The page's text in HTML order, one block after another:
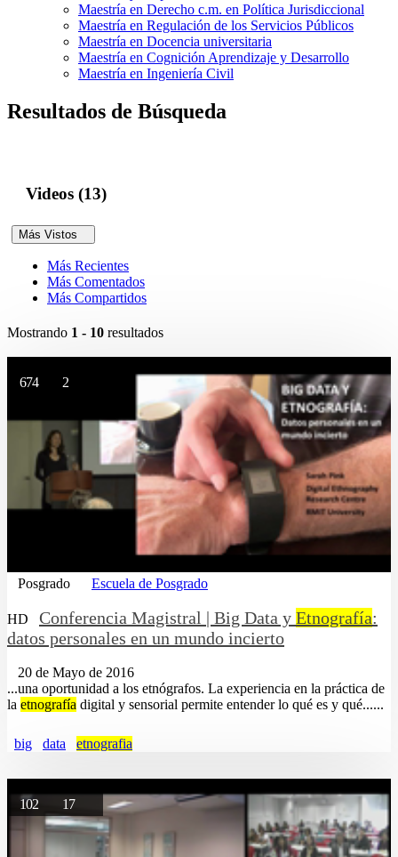
Maestría en Derecho c.m. en Política Jurisdiccional
Maestría en Regulación de los Servicios Públicos
Maestría en Docencia universitaria
Maestría en Cognición Aprendizaje y Desarrollo
Maestría en Ingeniería Civil
Resultados de Búsqueda
Videos (13)
Más Vistos
Más Recientes
Más Comentados
Más Compartidos
Mostrando 1 - 10 resultados
674 2
Posgrado Escuela de Posgrado
HD Conferencia Magistral | Big Data y Etnografía:
datos personales en un mundo incierto
20 de Mayo de 2016
...una oportunidad a los etnógrafos. La experiencia en la práctica de
la etnografía digital y sensorial permite entender lo qué es y qué......
big data etnografia
102 17